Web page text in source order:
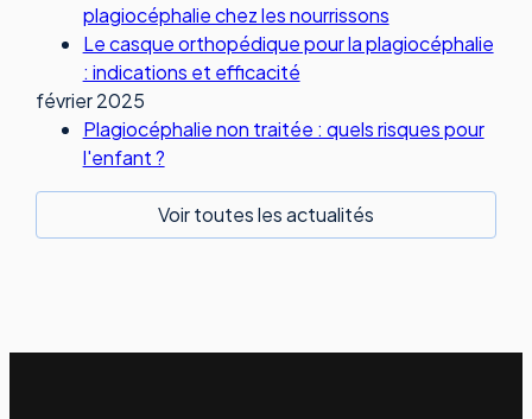
plagiocéphalie chez les nourrissons
Le casque orthopédique pour la plagiocéphalie
: indications et efficacité
février 2025
Plagiocéphalie non traitée : quels risques pour
l'enfant ?
Voir toutes les actualités